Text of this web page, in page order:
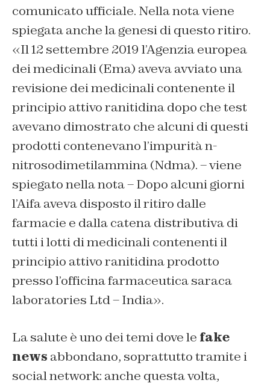
comunicato ufficiale. Nella nota viene
spiegata anche la genesi di questo ritiro.
«Il 12 settembre 2019 l’Agenzia europea
dei medicinali (Ema) aveva avviato una
revisione dei medicinali contenente il
principio attivo ranitidina dopo che test
avevano dimostrato che alcuni di questi
prodotti contenevano l’impurità n-
nitrosodimetilammina (Ndma). – viene
spiegato nella nota – Dopo alcuni giorni
l’Aifa aveva disposto il ritiro dalle
farmacie e dalla catena distributiva di
tutti i lotti di medicinali contenenti il
principio attivo ranitidina prodotto
presso l’officina farmaceutica saraca
laboratories Ltd – India».
La salute è uno dei temi dove le fake
news abbondano, soprattutto tramite i
social network: anche questa volta,